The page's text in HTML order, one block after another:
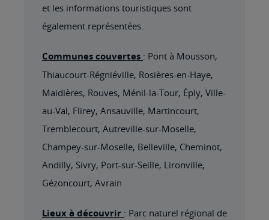
et les informations touristiques sont
également représentées.
Communes couvertes : Pont à Mousson,
Thiaucourt-Régniéville, Rosières-en-Haye,
Maidières, Rouves, Ménil-la-Tour, Éply, Ville-
au-Val, Flirey, Ansauville, Martincourt,
Tremblecourt, Autreville-sur-Moselle,
Champey-sur-Moselle, Belleville, Cheminot,
Andilly, Sivry, Port-sur-Seille, Lironville,
Gézoncourt, Avrain
Lieux à découvrir : Parc naturel régional de